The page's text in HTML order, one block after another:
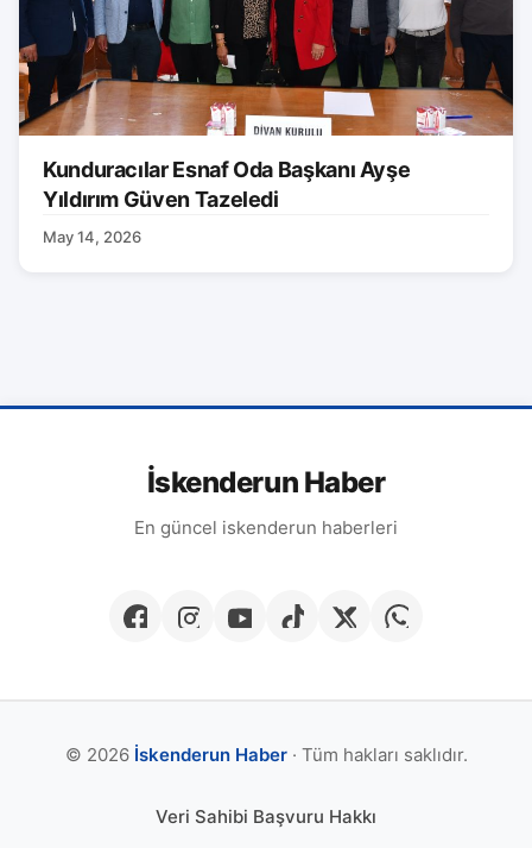
Kunduracılar Esnaf Oda Başkanı Ayşe
Yıldırım Güven Tazeledi
May 14, 2026
İskenderun Haber
En güncel iskenderun haberleri
© 2026 İskenderun Haber· Tüm hakları saklıdır.
Veri Sahibi Başvuru Hakkı